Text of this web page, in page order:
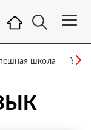
школа